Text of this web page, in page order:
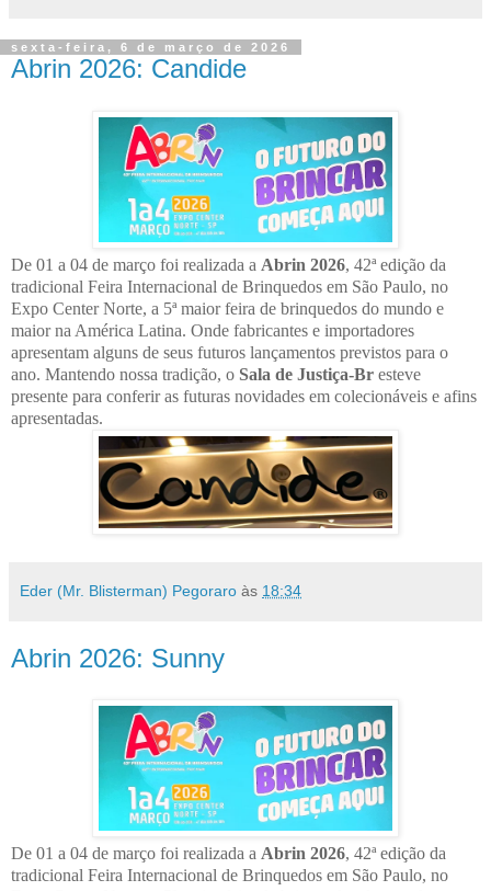
sexta-feira, 6 de março de 2026
Abrin 2026: Candide
De 01 a 04 de março foi realizada a Abrin 2026, 42ª edição da
tradicional Feira Internacional de Brinquedos em São Paulo, no
Expo Center Norte, a 5ª maior feira de brinquedos do mundo e
maior na América Latina. Onde fabricantes e importadores
apresentam alguns de seus futuros lançamentos previstos para o
ano. Mantendo nossa tradição, o Sala de Justiça-Br esteve
presente para conferir as futuras novidades em colecionáveis e afins
apresentadas.
Eder (Mr. Blisterman) Pegoraro às 18:34
Abrin 2026: Sunny
De 01 a 04 de março foi realizada a Abrin 2026, 42ª edição da
tradicional Feira Internacional de Brinquedos em São Paulo, no